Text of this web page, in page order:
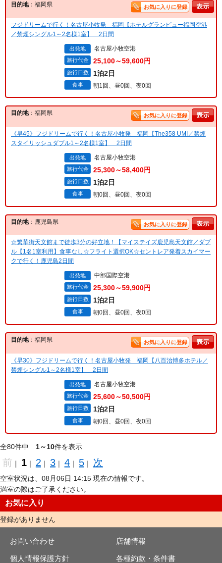
目的地：福岡県 お気に入りに登録
フジドリームで行く！名古屋小牧発 福岡【ホテルグランビュー福岡空港
／禁煙シングル1～2名様1室】 2日間
出発地 名古屋小牧空港
旅行代金 25,100～59,600円
旅行日数 1泊2日
食事 朝1回、昼0回、夜0回
目的地：福岡県 お気に入りに登録
《早45》フジドリームで行く！名古屋小牧発 福岡【The358 UMI／禁煙
スタイリッシュダブル1～2名様1室】 2日間
出発地 名古屋小牧空港
旅行代金 25,300～58,400円
旅行日数 1泊2日
食事 朝0回、昼0回、夜0回
目的地：鹿児島県 お気に入りに登録
☆繁華街天文館まで徒歩3分の好立地！【マイステイズ鹿児島天文館／ダブ
ル【1名1室利用】食事なし☆フライト選択OK☆セントレア発着スカイマー
クで行く！鹿児島2日間
出発地 中部国際空港
旅行代金 25,300～59,900円
旅行日数 1泊2日
食事 朝0回、昼0回、夜0回
目的地：福岡県 お気に入りに登録
《早30》フジドリームで行く！名古屋小牧発 福岡【八百治博多ホテル／
禁煙シングル1～2名様1室】 2日間
出発地 名古屋小牧空港
旅行代金 25,600～50,500円
旅行日数 1泊2日
食事 朝0回、昼0回、夜0回
全80件中 1～10件を表示
前 ｜ 1 ｜ 2 ｜ 3 ｜ 4 ｜ 5 ｜ 次
空室状況は、08月06日 14:15 現在の情報です。
満室の際はご了承ください。
お気に入り
登録がありません
お問い合わせ 店舗情報
個人情報保護方針 各種約款・条件書